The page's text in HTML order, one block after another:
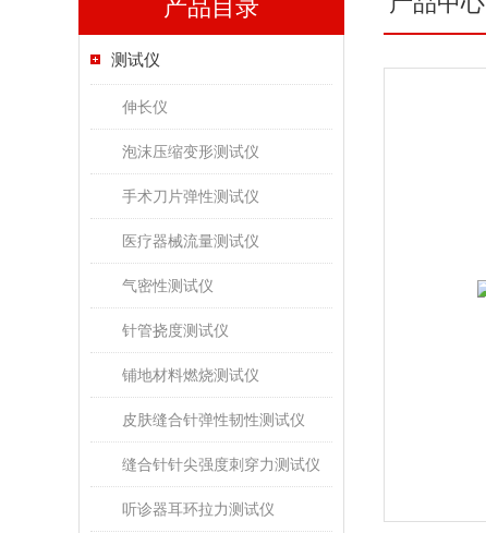
产品目录
测试仪
伸长仪
泡沫压缩变形测试仪
手术刀片弹性测试仪
医疗器械流量测试仪
气密性测试仪
针管挠度测试仪
铺地材料燃烧测试仪
皮肤缝合针弹性韧性测试仪
缝合针针尖强度刺穿力测试仪
听诊器耳环拉力测试仪